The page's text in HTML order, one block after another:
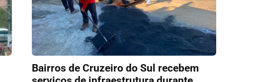
Bairros de Cruzeiro do Sul recebem